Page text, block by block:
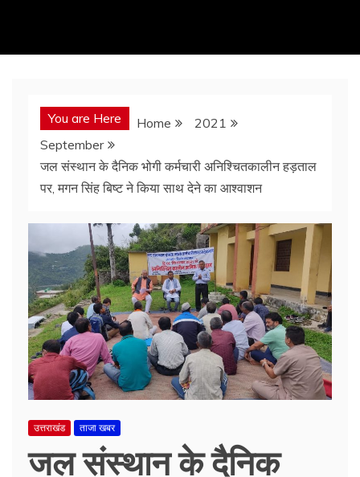
You are Here Home
2021
September
जल संस्थान के दैनिक भोगी कर्मचारी अनिश्चितकालीन हड़ताल
पर, मगन सिंह बिष्ट ने किया साथ देने का आश्वाशन
उत्तराखंड ताजा खबर
जल संस्थान के दैनिक